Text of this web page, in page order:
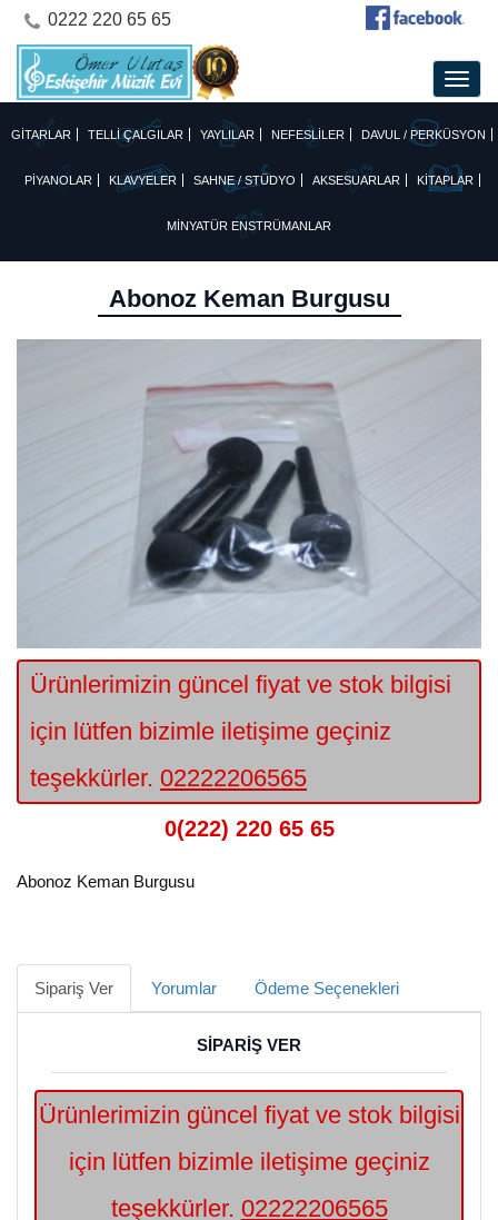
0222 220 65 65
GİTARLAR TELLİ ÇALGILAR YAYLILAR NEFESLİLER DAVUL / PERKÜSYON
PİYANOLAR KLAVYELER SAHNE / STÜDYO AKSESUARLAR KİTAPLAR
MİNYATÜR ENSTRÜMANLAR
Abonoz Keman Burgusu
Ürünlerimizin güncel fiyat ve stok bilgisi
için lütfen bizimle iletişime geçiniz
teşekkürler. 02222206565
0(222) 220 65 65
Abonoz Keman Burgusu
Sipariş Ver Yorumlar Ödeme Seçenekleri
SİPARİŞ VER
Ürünlerimizin güncel fiyat ve stok bilgisi
için lütfen bizimle iletişime geçiniz
teşekkürler. 02222206565